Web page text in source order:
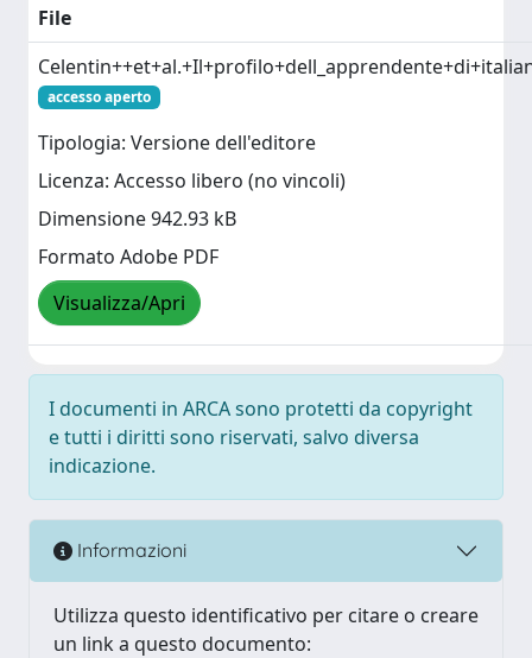
File
accesso aperto
Tipologia: Versione dell'editore
Licenza: Accesso libero (no vincoli)
Dimensione 942.93 kB
Formato Adobe PDF
Visualizza/Apri
I documenti in ARCA sono protetti da copyright
e tutti i diritti sono riservati, salvo diversa
indicazione.
Informazioni
Utilizza questo identificativo per citare o creare
un link a questo documento: